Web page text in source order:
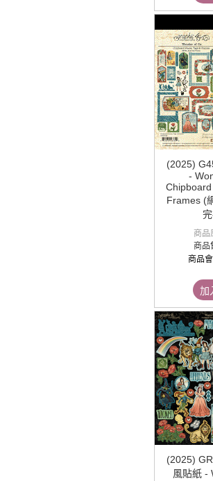
(2025)
-
Frames (
商品
商品
商品
加
(2025)
風貼紙 -